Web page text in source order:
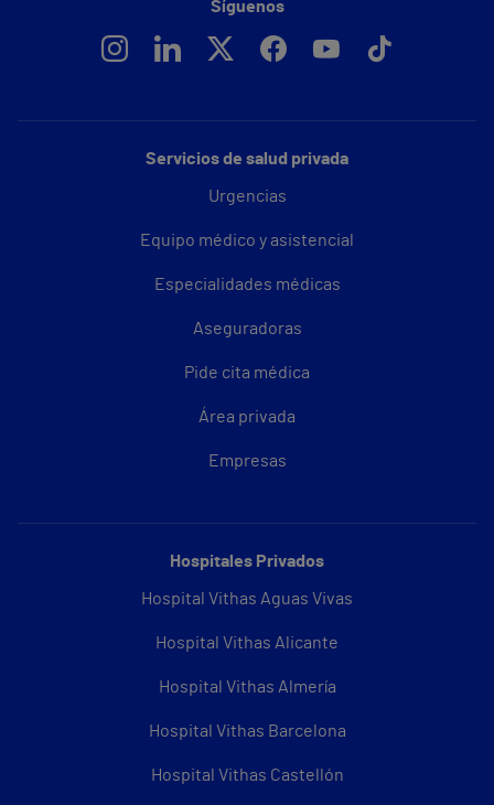
Servicios de salud privada
Urgencias
Equipo médico y asistencial
Especialidades médicas
Aseguradoras
Pide cita médica
Área privada
Empresas
Hospitales Privados
Hospital Vithas Aguas Vivas
Hospital Vithas Alicante
Hospital Vithas Almería
Hospital Vithas Barcelona
Hospital Vithas Castellón
Síguenos